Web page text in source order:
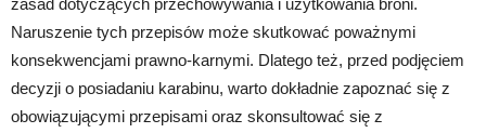
Naruszenie tych przepisów może skutkować poważnymi
konsekwencjami prawno-karnymi. Dlatego też, przed podjęciem
decyzji o posiadaniu karabinu, warto dokładnie zapoznać się z
obowiązującymi przepisami oraz skonsultować się z